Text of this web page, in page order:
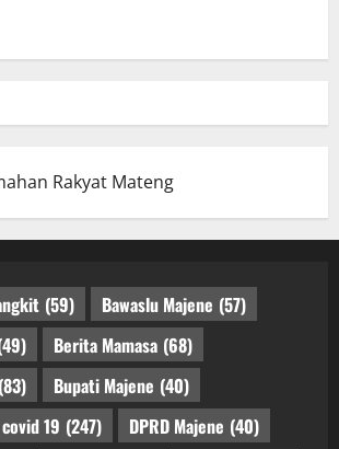
(59) Bawaslu Majene (57)
Berita Mamasa (68)
(83) Bupati Majene (40)
covid 19 (247) DPRD Majene (40)